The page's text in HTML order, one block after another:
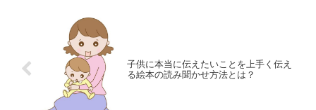
子供に本当に伝えたいことを上手く伝え
る絵本の読み聞かせ方法とは？